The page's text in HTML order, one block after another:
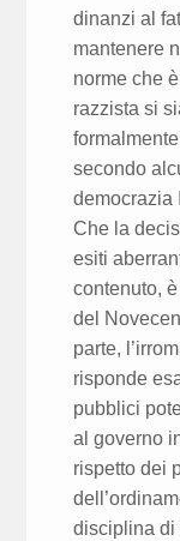
dinanzi al
mantenere
norme che
razzista si
secondo
democrazia
Che la
esiti
contenuto,
del
parte,
risponde
pubblici
al governo
rispetto dei
disciplina di